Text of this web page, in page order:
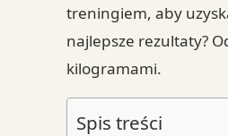
treningiem, aby
najlepsze rezultaty?
kilogramami.
Spis treści